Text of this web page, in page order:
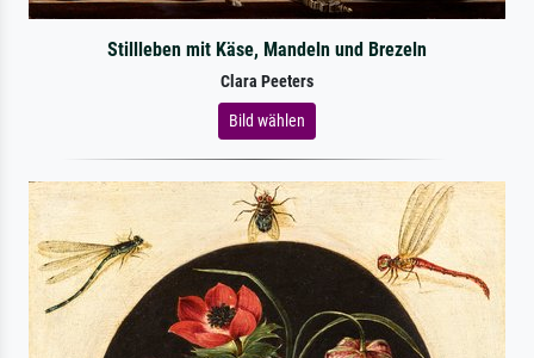
Stillleben mit Käse, Mandeln und Brezeln
Clara Peeters
Bild wählen